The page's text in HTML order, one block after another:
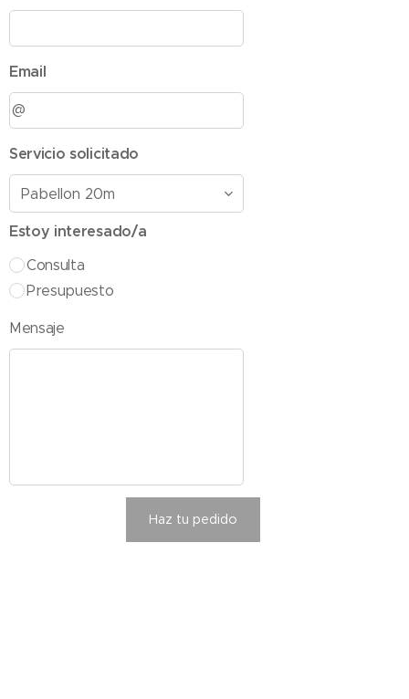
Email
Servicio solicitado
Estoy interesado/a
Consulta
Presupuesto
Mensaje
Haz tu pedido